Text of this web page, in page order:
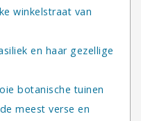
winkelstraat van
en haar gezellige
botanische tuinen
meest verse en